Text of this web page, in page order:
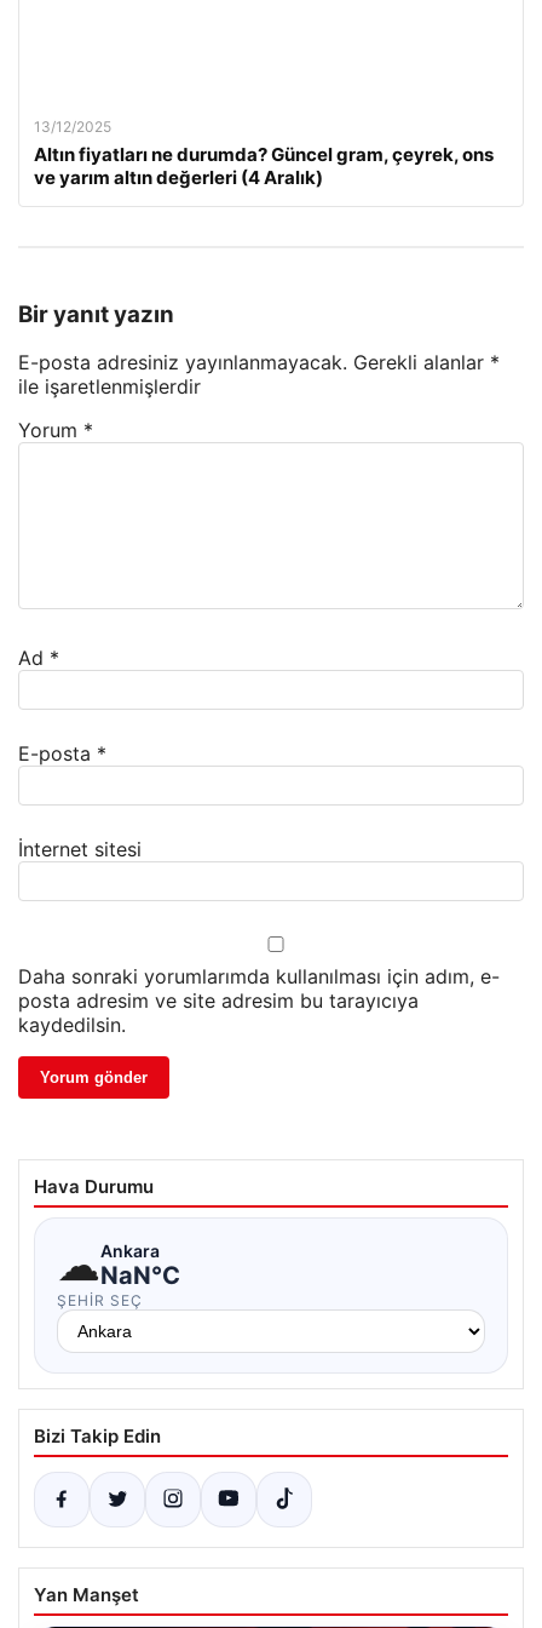
13/12/2025
Altın fiyatları ne durumda? Güncel gram, çeyrek, ons
ve yarım altın değerleri (4 Aralık)
Bir yanıt yazın
E-posta adresiniz yayınlanmayacak. Gerekli alanlar *
ile işaretlenmişlerdir
Yorum *
Ad *
E-posta *
İnternet sitesi
Daha sonraki yorumlarımda kullanılması için adım, e-
posta adresim ve site adresim bu tarayıcıya
kaydedilsin.
Hava Durumu
☁Ankara
NaN°C
ŞEHIR SEÇ
Bizi Takip Edin
Yan Manşet